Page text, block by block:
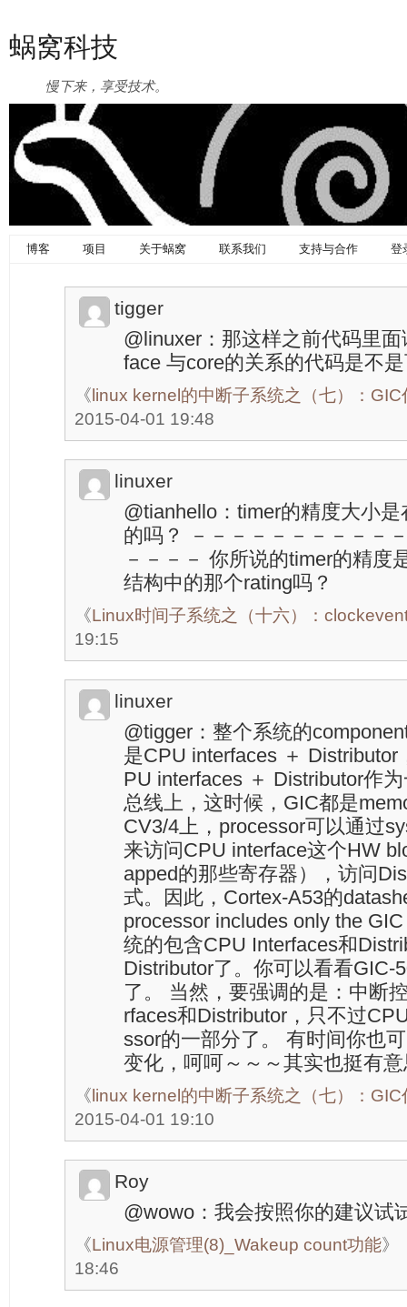
蜗窝科技
慢下来，享受技术。
博客 项目 关于蜗窝 联系我们 支持与合作 登
tigger
@linuxer：那这样之前代码里
face 与core的关系的代码是不
《 linux kernel的中断子系统之（七）：GIC
2015-04-01 19:48
linuxer
@tianhello：timer的精度大小
的吗？ －－－－－－－－－－
－－－－ 你所说的timer的精度
结构中的那个rating吗？
《Linux时间子系统之（十六）：
19:15
linuxer
@tigger：整个系统的
是CPU interfaces ＋
PU interfaces ＋ Distributor作
总线上，这时候，GIC都是
CV3/4上，processor可以通过
来访问CPU interface这个HW
apped的那些寄存器），访问
式。因此，Cortex-A53的
processor includes only the
统的包含CPU Interfaces和
Distributor了。你可以看看GIC-
了。 当然，要强调的是：中断
rfaces和Distributor，只不过
ssor的一部分了。 有时间你也
变化，呵呵～～～其实也挺有
《 linux kernel的中断子系统之（七）：GIC
2015-04-01 19:10
Roy
@wowo：我会按照你的建议试
《Linux电源管理(8)_Wakeup count功能》
18:46